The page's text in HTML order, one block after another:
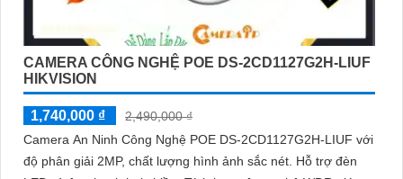
CAMERA CÔNG NGHỆ POE DS-2CD1127G2H-LIUF
HIKVISION
1,740,000 ₫
2,490,000 ₫
Camera An Ninh Công Nghệ POE DS-2CD1127G2H-LIUF với
độ phân giải 2MP, chất lượng hình ảnh sắc nét. Hỗ trợ đèn